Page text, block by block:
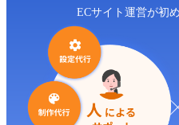
ECサイト運営が初